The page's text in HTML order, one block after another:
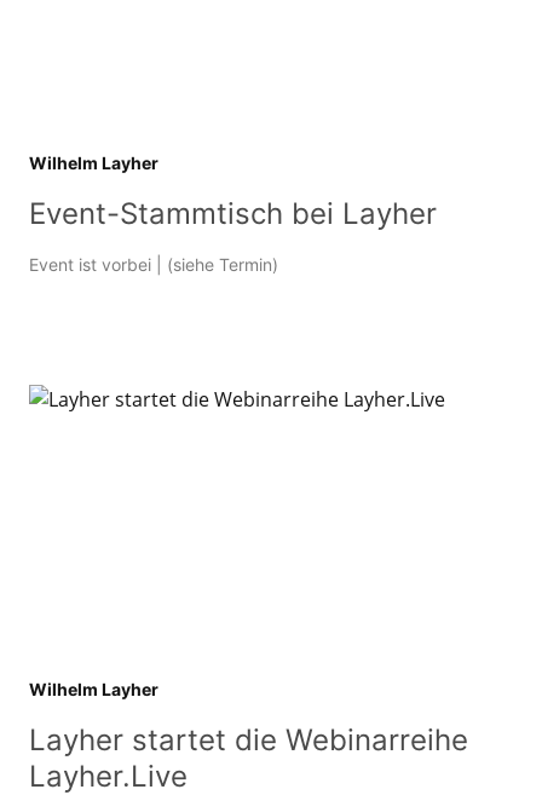
Wilhelm Layher
Event-Stammtisch bei Layher
Event ist vorbei | (siehe Termin)
Wilhelm Layher
Layher startet die Webinarreihe
Layher.Live